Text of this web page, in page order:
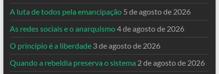
A luta de todos pela emancipação 5 de agosto de 2026
As redes sociais e o anarquismo4 de agosto de 2026
O princípio é a liberdade 3 de agosto de 2026
Quando a rebeldia preserva o sistema 2 de agosto de 2026